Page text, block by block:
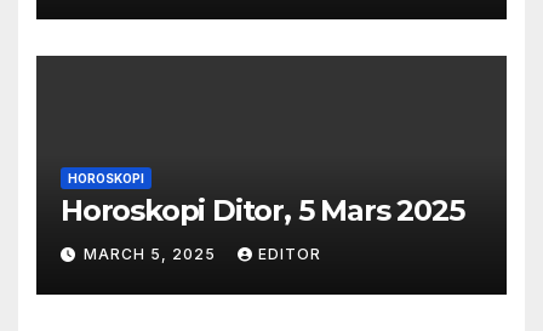
HOROSKOPI
Horoskopi Ditor, 5 Mars 2025
MARCH 5, 2025 EDITOR